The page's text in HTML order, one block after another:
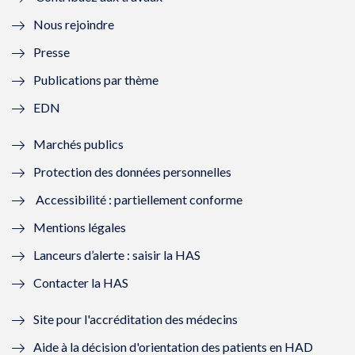
l
f
n
ê
t
r
e
)
e
n
ê
r
)
ê
t
e
ê
)
Nous rejoindre
Presse
Publications par thème
EDN
Marchés publics
Protection des données personnelles
Accessibilité : partiellement conforme
Mentions légales
Lanceurs d’alerte : saisir la HAS
Contacter la HAS
Site pour l'accréditation des médecins
Aide à la décision d'orientation des patients en HAD